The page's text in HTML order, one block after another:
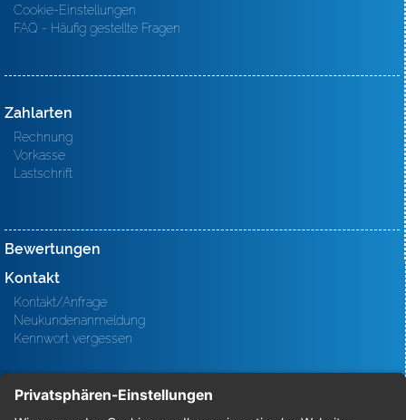
Cookie-Einstellungen
FAQ - Häufig gestellte Fragen
Zahlarten
Rechnung
Vorkasse
Lastschrift
Bewertungen
Kontakt
Kontakt/Anfrage
Neukundenanmeldung
Kennwort vergessen